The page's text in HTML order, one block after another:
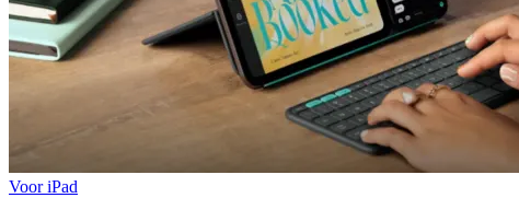
Voor iPad